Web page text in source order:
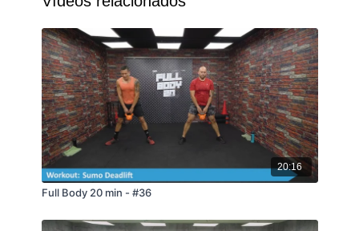
20:16
Full Body 20 min - #36